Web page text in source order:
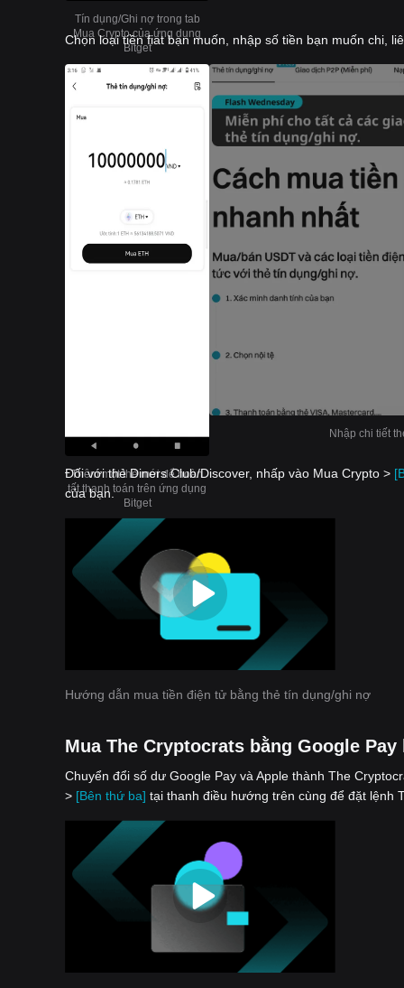
Tín dụng/Ghi nợ trong tab
Mua Crypto của ứng dụng
Bitget
Chọn loại tiền fiat bạn muốn, nhập số tiền bạn muốn chi,
Thêm một thẻ mới để hoàn
tất thanh toán trên ứng dụng
Bitget
Nhập chi tiết
Đối với thẻ Diners Club/Discover, nhấp vào Mua Crypto >
của bạn.
Hướng dẫn mua tiền điện tử bằng thẻ tín dụng/ghi nợ
Mua The Cryptocrats bằng Google Pay
Chuyển đổi số dư Google Pay và Apple thành The
> [Bên thứ ba] tại thanh điều hướng trên cùng để đặt lệnh